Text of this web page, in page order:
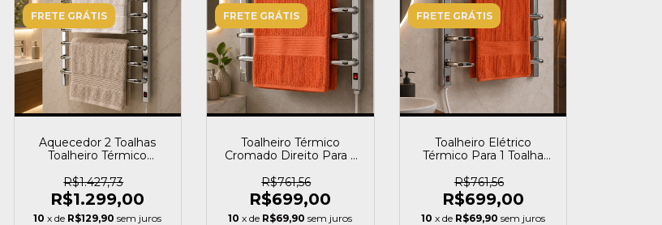
FRETE GRÁTIS
Aquecedor 2 Toalhas
Toalheiro Térmico
R$1.427,73
R$1.299,00
10 x de R$129,90 sem juros
FRETE GRÁTIS
Toalheiro Térmico
Cromado Direito Para 1
R$761,56
R$699,00
10 x de R$69,90 sem juros
FRETE GRÁTIS
Toalheiro Elétrico
Térmico Para 1 Toalha
R$761,56
R$699,00
10 x de R$69,90 sem juros